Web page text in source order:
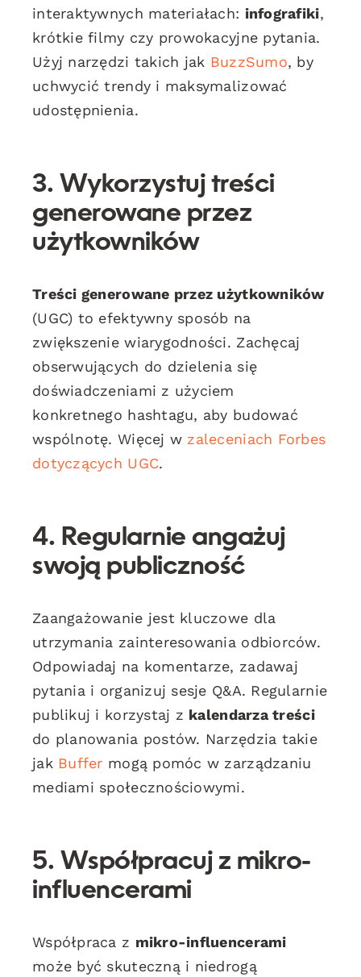
interaktywnych materiałach: infografiki,
krótkie filmy czy prowokacyjne pytania.
Użyj narzędzi takich jak BuzzSumo, by
uchwycić trendy i maksymalizować
udostępnienia.
3. Wykorzystuj treści
generowane przez
użytkowników
Treści generowane przez użytkowników
(UGC) to efektywny sposób na
zwiększenie wiarygodności. Zachęcaj
obserwujących do dzielenia się
doświadczeniami z użyciem
konkretnego hashtagu, aby budować
wspólnotę. Więcej w zaleceniach Forbes
dotyczących UGC.
4. Regularnie angażuj
swoją publiczność
Zaangażowanie jest kluczowe dla
utrzymania zainteresowania odbiorców.
Odpowiadaj na komentarze, zadawaj
pytania i organizuj sesje Q&A. Regularnie
publikuj i korzystaj z kalendarza treści
do planowania postów. Narzędzia takie
jak Buffer mogą pomóc w zarządzaniu
mediami społecznościowymi.
5. Współpracuj z mikro-
influencerami
Współpraca z mikro-influencerami
może być skuteczną i niedrogą